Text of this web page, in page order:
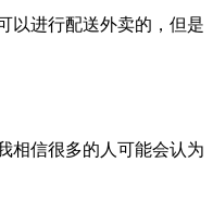
以进行配送外卖的，但是
相信很多的人可能会认为